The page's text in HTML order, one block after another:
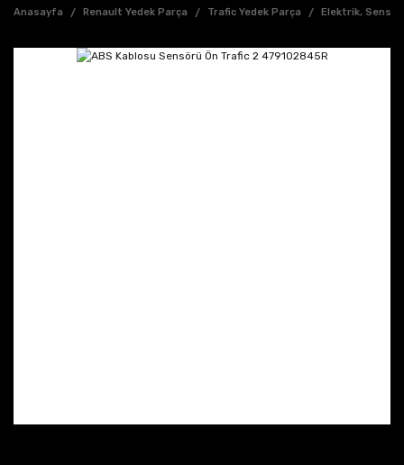
Anasayfa Renault Yedek Parça Trafic Yedek Parça Elektrik,